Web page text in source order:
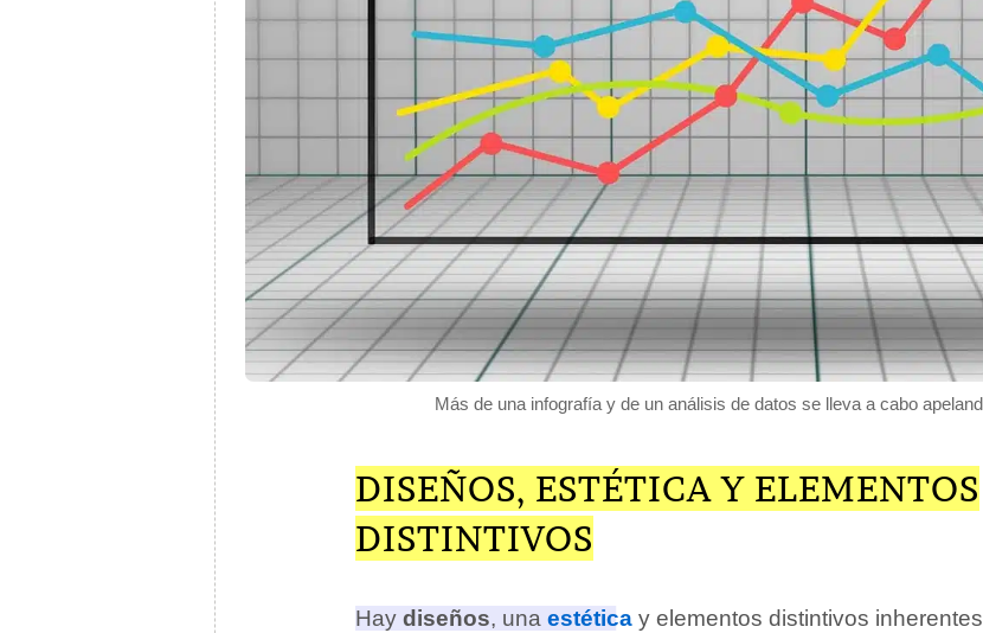
Más de una infografía y de un análisis de datos se lleva a cabo
DISEÑOS, ESTÉTICA Y ELEMENTOS
DISTINTIVOS
Hay diseños, una estética y elementos distintivos